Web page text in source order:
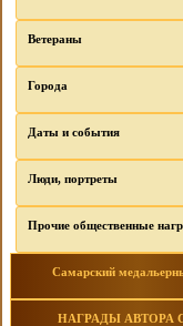
Ветераны
Города
Даты и события
Люди, портреты
Прочие общественные
Самарский
НАГРАДЫ АВТОРА